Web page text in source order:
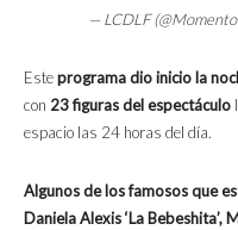
— LCDLF
Esteprograma dio inicio la
con 23 figuras del espectáculo
espacio las 24 horas del día.
Algunos de los famosos que
Daniela Alexis ‘La Bebeshita’,